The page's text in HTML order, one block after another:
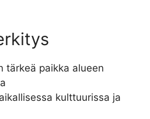
tärkeä paikka alueen
kulttuurissa ja